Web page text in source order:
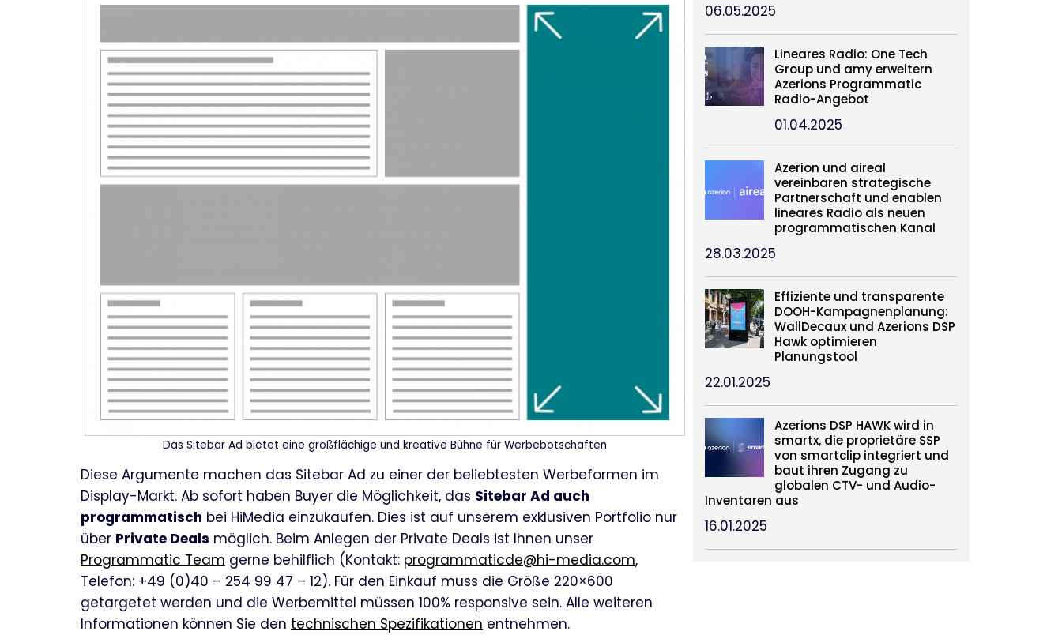
Das Sitebar Ad bietet eine großflächige und kreative Bühne für Werbebotschaften
Diese Argumente machen das Sitebar Ad zu einer der beliebtesten Werbeformen im
Display-Markt. Ab sofort haben Buyer die Möglichkeit, das Sitebar Ad auch
programmatisch bei HiMedia einzukaufen. Dies ist auf unserem exklusiven Portfolio nur
über Private Deals möglich. Beim Anlegen der Private Deals ist Ihnen unser
Programmatic Team gerne behilflich (Kontakt: programmaticde@hi-media.com,
Telefon: +49 (0)40 – 254 99 47 – 12). Für den Einkauf muss die Größe 220×600
getargetet werden und die Werbemittel müssen 100% responsive sein. Alle weiteren
Informationen können Sie den technischen Spezifikationen entnehmen.
06.05.2025
Lineares Radio: One Tech
Group und amy erweitern
Azerions Programmatic
Radio-Angebot
01.04.2025
Azerion und aireal
vereinbaren strategische
Partnerschaft und enablen
lineares Radio als neuen
programmatischen Kanal
28.03.2025
Effiziente und transparente
DOOH-Kampagnenplanung:
WallDecaux und Azerions DSP
Hawk optimieren
Planungstool
22.01.2025
Azerions DSP HAWK wird in
smartx, die proprietäre SSP
von smartclip integriert und
baut ihren Zugang zu
globalen CTV- und Audio-
Inventaren aus
16.01.2025